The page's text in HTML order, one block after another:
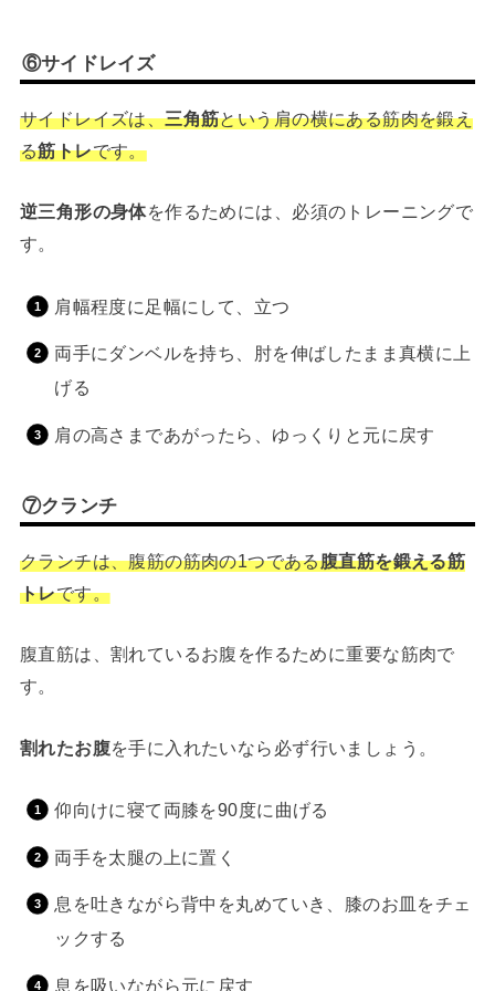
⑥サイドレイズ
サイドレイズは、三角筋という肩の横にある筋肉を鍛え
る筋トレです。
逆三角形の身体を作るためには、必須のトレーニングで
す。
肩幅程度に足幅にして、立つ
両手にダンベルを持ち、肘を伸ばしたまま真横に上
げる
肩の高さまであがったら、ゆっくりと元に戻す
⑦クランチ
クランチは、腹筋の筋肉の1つである腹直筋を鍛える筋
トレです。
腹直筋は、割れているお腹を作るために重要な筋肉で
す。
割れたお腹を手に入れたいなら必ず行いましょう。
仰向けに寝て両膝を90度に曲げる
両手を太腿の上に置く
息を吐きながら背中を丸めていき、膝のお皿をチェ
ックする
息を吸いながら元に戻す